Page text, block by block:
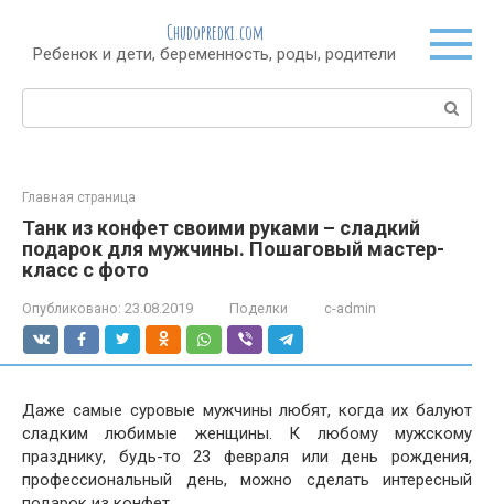
контенту
Chudopredki.com
Ребенок и дети, беременность, роды, родители
Поиск:
Главная страница
Танк из конфет своими руками – сладкий
подарок для мужчины. Пошаговый мастер-
класс с фото
Опубликовано: 23.08.2019 Поделки c-admin
Даже самые суровые мужчины любят, когда их балуют
сладким любимые женщины. К любому мужскому
празднику, будь-то 23 февраля или день рождения,
профессиональный день, можно сделать интересный